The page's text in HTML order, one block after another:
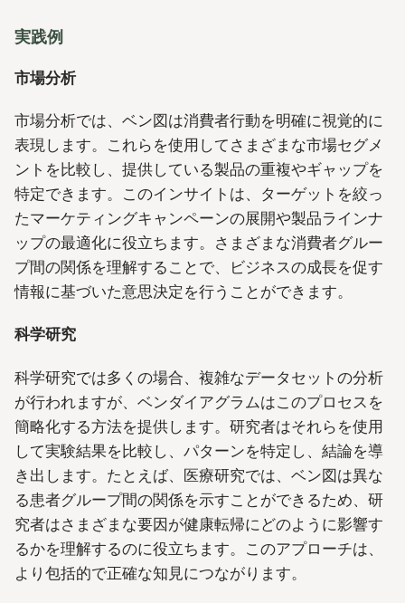
実践例
市場分析
市場分析では、ベン図は消費者行動を明確に視覚的に
表現します。これらを使用してさまざまな市場セグメ
ントを比較し、提供している製品の重複やギャップを
特定できます。このインサイトは、ターゲットを絞っ
たマーケティングキャンペーンの展開や製品ラインナ
ップの最適化に役立ちます。さまざまな消費者グルー
プ間の関係を理解することで、ビジネスの成長を促す
情報に基づいた意思決定を行うことができます。
科学研究
科学研究では多くの場合、複雑なデータセットの分析
が行われますが、ベンダイアグラムはこのプロセスを
簡略化する方法を提供します。研究者はそれらを使用
して実験結果を比較し、パターンを特定し、結論を導
き出します。たとえば、医療研究では、ベン図は異な
る患者グループ間の関係を示すことができるため、研
究者はさまざまな要因が健康転帰にどのように影響す
るかを理解するのに役立ちます。このアプローチは、
より包括的で正確な知見につながります。